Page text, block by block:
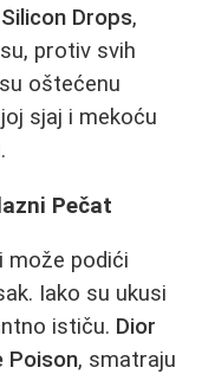
Drops,
protiv svih
oštećenu
sjaj i mekoću
Pečat
može podići
Iako su ukusi
ističu. Dior
Poison, smatraju